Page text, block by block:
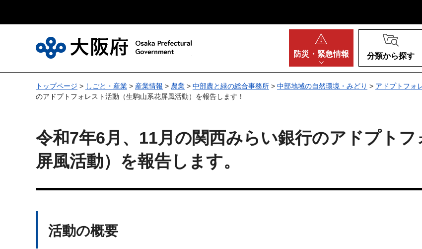
防災・ 緊急情報 分類から探す
トップページ > しごと・産業 > 産業情報 > 農業 > 中部農と緑の総合事務所 > 中部地域の自然環境・みどり > アドプトフォ
のアドプトフォレスト活動（生駒山系花屏風活動）を報告します！
令和7年6月、11月の関西みらい銀行のアドプト
屏風活動）を報告します。
活動の概要